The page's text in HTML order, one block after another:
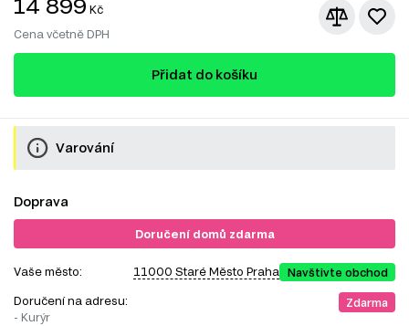
Kč
Cena včetně DPH
Přidat do košíku
Varování
Doprava
Doručení domů zdarma
Vaše město: 11000 Staré Město Praha Navštivte obchod
Doručení na adresu:
- Kurýr
Zdarma